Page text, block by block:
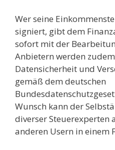
Wer seine
signiert, gibt dem
sofort mit der
Anbietern werden
Datensicherheit und
gemäß dem deutschen
Wunsch kann der
diverser Steuerexperten
anderen Usern in einem